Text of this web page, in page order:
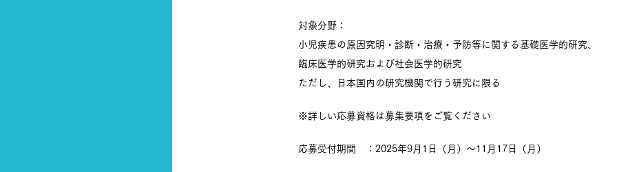
対象分野：
小児疾患の原因究明・診断・治療・予防等に関する基礎医学的研究、
臨床医学的研究および社会医学的研究
ただし、日本国内の研究機関で行う研究に限る
※詳しい応募資格は募集要項をご覧ください
応募受付期間 ：2025年9月1日（月）～11月17日（月）